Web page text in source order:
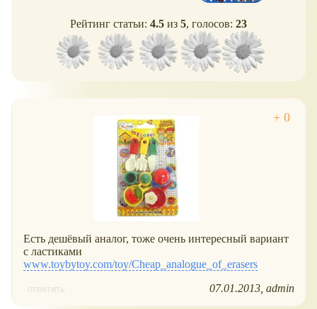
Рейтинг статьи: 4.5 из 5, голосов: 23
Есть дешёвый аналог, тоже очень интересный вариант
с ластиками
www.toybytoy.com/toy/Cheap_analogue_of_erasers
ответить 07.01.2013 admin